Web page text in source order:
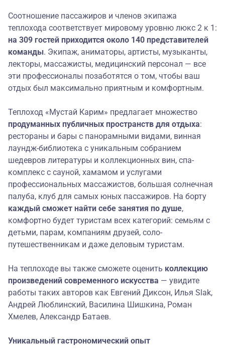
Соотношение пассажиров и членов экипажа
теплохода соответствует мировому уровню люкс 2 к 1:
на 309 гостей приходится около 140 представителей
команды. Экипаж, аниматоры, артисты, музыканты,
лекторы, массажисты, медицинский персонал — все
эти профессионалы позаботятся о том, чтобы ваш
отдых был максимально приятным и комфортным.
Теплоход «Мустай Карим» предлагает множество
продуманных публичных пространств для отдыха:
рестораны и бары с панорамными видами, винная
лаундж-библиотека с уникальным собранием
шедевров литературы и коллекционных вин, спа-
комплекс с сауной, хамамом и услугами
профессиональных массажистов, большая солнечная
палуба, клуб для самых юных пассажиров. На борту
каждый сможет найти себе занятия по душе,
комфортно будет туристам всех категорий: семьям с
детьми, парам, компаниям друзей, соло-
путешественникам и даже деловым туристам.
На теплоходе вы также сможете оценить коллекцию
произведений современного искусства — увидите
работы таких авторов как Евгений Диксон, Илья Slak,
Андрей Люблинский, Василина Шишкина, Роман
Хмелев, Александр Батаев.
Уникальный гастрономический опыт